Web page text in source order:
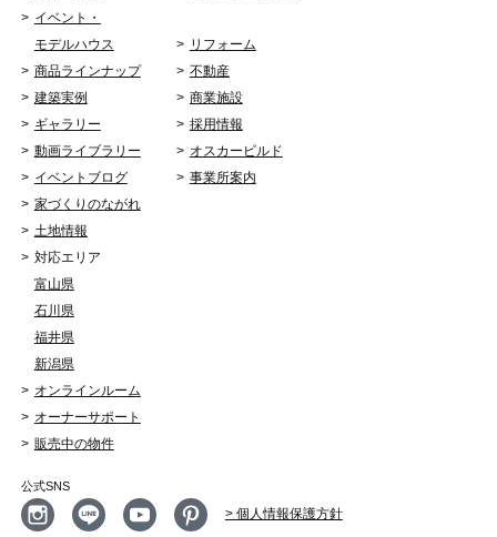
イベント・
モデルハウス
商品ラインナップ
建築実例
ギャラリー
動画ライブラリー
イベントブログ
家づくりのながれ
土地情報
対応エリア
富山県
石川県
福井県
新潟県
オンラインルーム
オーナーサポート
販売中の物件
リフォーム
不動産
商業施設
採用情報
オスカービルド
事業所案内
公式SNS
> 個人情報保護方針